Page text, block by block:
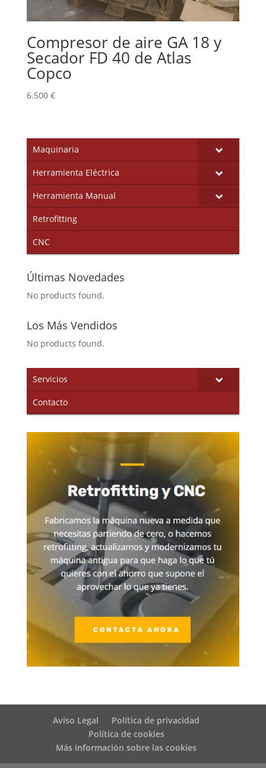
Compresor de aire GA 18 y
Secador FD 40 de Atlas
Copco
6.500 €
Maquinaria
Herramienta Eléctrica
Herramienta Manual
Retrofitting
CNC
Últimas Novedades
No products found.
Los Más Vendidos
No products found.
Servicios
Contacto
Aviso Legal
Política de privacidad
Política de cookies
Más información sobre las cookies